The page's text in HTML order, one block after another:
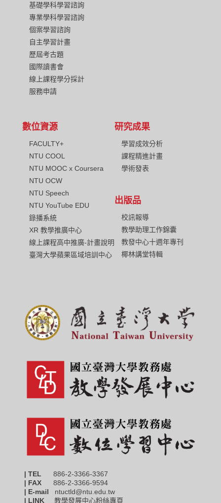
基礎學科學習諮詢
專業學科學習諮詢
個案學習諮詢
自主學習計畫
歷屆考古題
國際讀書會
線上課程學分採計
服務申請
數位資源
FACULTY+
NTU COOL
NTU MOOC x Coursera
NTU OCW
NTU Speech
NTU YouTube EDU
錄播系統
XR 教學推廣中心
線上課程高中推廣-計畫說明
臺灣大學蘋果區域培訓中心
研究成果
學習成效分析
課程精進計畫
學術發表
出版品
校訊報導
教學助理工作錦囊
教發中心十週年專刊
椰林講堂特輯
| TEL 886-2-3366-3367
| FAX
886-2-3366-9594
| E-mail ntuctld@ntu.edu.tw
| LINK 教學發展中心粉絲專頁